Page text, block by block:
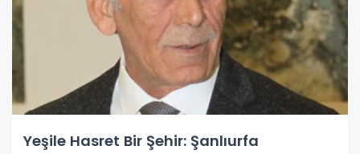
Yeşile Hasret Bir Şehir: Şanlıurfa